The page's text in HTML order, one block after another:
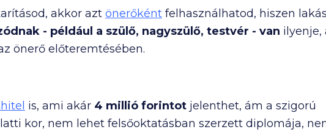
akkor azt önerőként felhasználhatod, hiszen
- például a szülő, nagyszülő, testvér - van ilyenje,
önerő előteremtésében.
is, ami akár 4 millió forintot jelenthet, ám a szigorú
kor, nem lehet felsőoktatásban szerzett diplomája,